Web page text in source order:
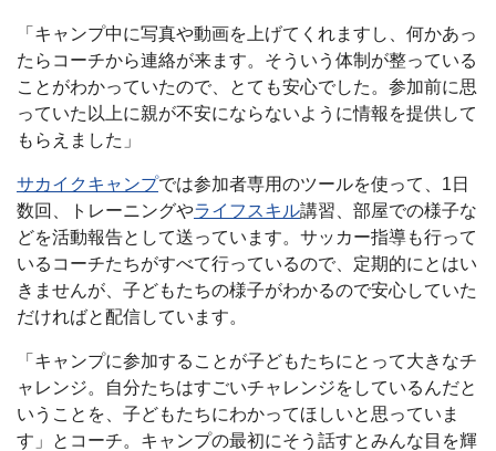
「キャンプ中に写真や動画を上げてくれますし、何かあっ
たらコーチから連絡が来ます。そういう体制が整っている
ことがわかっていたので、とても安心でした。参加前に思
っていた以上に親が不安にならないように情報を提供して
もらえました」
サカイクキャンプでは参加者専用のツールを使って、1日
数回、トレーニングやライフスキル講習、部屋での様子な
どを活動報告として送っています。サッカー指導も行って
いるコーチたちがすべて行っているので、定期的にとはい
きませんが、子どもたちの様子がわかるので安心していた
だければと配信しています。
「キャンプに参加することが子どもたちにとって大きなチ
ャレンジ。自分たちはすごいチャレンジをしているんだと
いうことを、子どもたちにわかってほしいと思っていま
す」とコーチ。キャンプの最初にそう話すとみんな目を輝